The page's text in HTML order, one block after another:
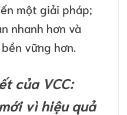
một giải pháp;
nhanh hơn và
vững hơn.
của VCC:
vì hiệu quả